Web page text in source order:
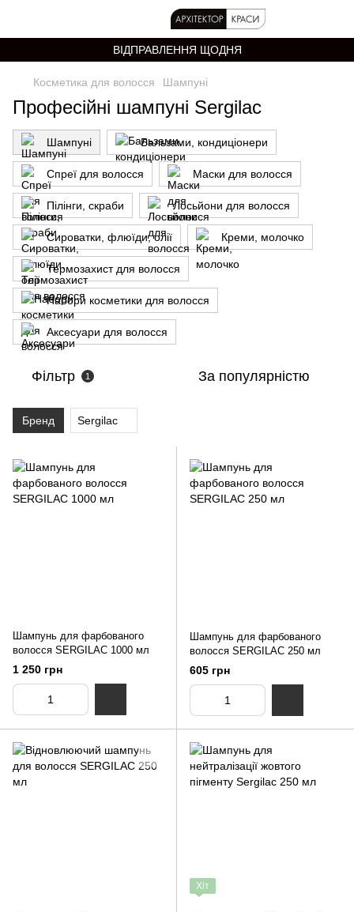
ВІДПРАВЛЕННЯ ЩОДНЯ
Косметика для волосся Шампуні
Професійні шампуні Sergilac
Шампуні Бальзами, кондиціонери
Спреї для волосся Маски для волосся
Пілінги, скраби Лосьйони для волосся
Сироватки, флюїди, олії Креми, молочко
Термозахист для волосся
Набори косметики для волосся
Аксесуари для волосся
Фільтр 1 За популярністю
Бренд Sergilac
Шампунь для фарбованого
волосся SERGILAC 1000 мл
1 250 грн
Шампунь для фарбованого
волосся SERGILAC 250 мл
605 грн
Хіт